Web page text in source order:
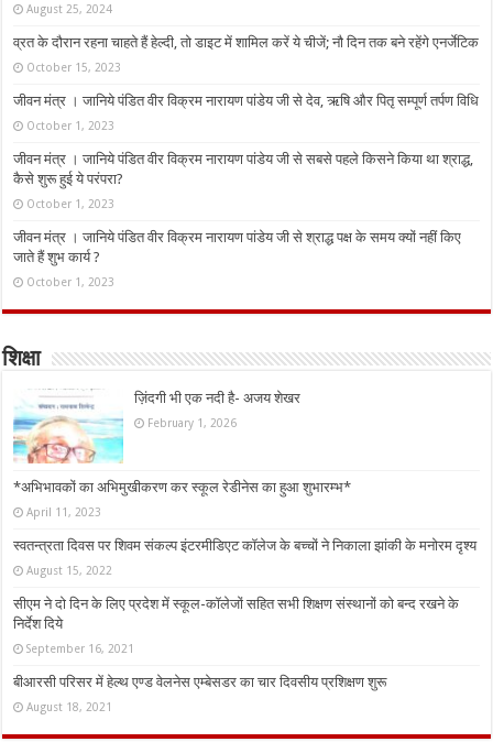
August 25, 2024
व्रत के दौरान रहना चाहते हैं हेल्दी, तो डाइट में शामिल करें ये चीजें; नौ दिन तक बने रहेंगे एनर्जेटिक
October 15, 2023
जीवन मंत्र । जानिये पंडित वीर विक्रम नारायण पांडेय जी से देव, ऋषि और पितृ सम्पूर्ण तर्पण विधि
October 1, 2023
जीवन मंत्र । जानिये पंडित वीर विक्रम नारायण पांडेय जी से सबसे पहले किसने किया था श्राद्ध,
कैसे शुरू हुई ये परंपरा?
October 1, 2023
जीवन मंत्र । जानिये पंडित वीर विक्रम नारायण पांडेय जी से श्राद्ध पक्ष के समय क्यों नहीं किए
जाते हैं शुभ कार्य ?
October 1, 2023
शिक्षा
ज़िंदगी भी एक नदी है- अजय शेखर
February 1, 2026
*अभिभावकों का अभिमुखीकरण कर स्कूल रेडीनेस का हुआ शुभारम्भ*
April 11, 2023
स्वतन्त्रता दिवस पर शिवम संकल्प इंटरमीडिएट कॉलेज के बच्चों ने निकाला झांकी के मनोरम दृश्य
August 15, 2022
सीएम ने दो दिन के लिए प्रदेश में स्कूल-कॉलेजों सहित सभी शिक्षण संस्थानों को बन्द रखने के
निर्देश दिये
September 16, 2021
बीआरसी परिसर में हेल्थ एण्ड वेलनेस एम्बेसडर का चार दिवसीय प्रशिक्षण शुरू
August 18, 2021